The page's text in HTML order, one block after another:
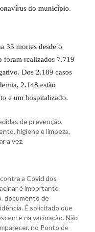
do município.
33 mortes desde o
foram realizados 7.719
Dos 2.189 casos
2.148 estão
e um hospitalizado.
de prevenção,
higiene e limpeza,
a vez.
a Covid dos
é importante
documento de
É solicitado que
na vacinação. Não
no Ponto de